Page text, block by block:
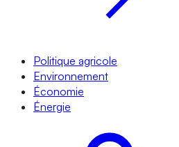
Politique agricole
Environnement
Économie
Énergie